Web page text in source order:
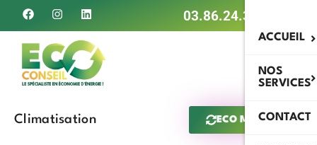
03.86.24.34.79
ACCUEIL
NOS
SERVICES
CONTACT
Climatisation ECO MAN IA